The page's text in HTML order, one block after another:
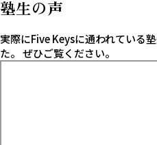
塾生の声
実際にFive Keysに通われている
た。 ぜひご覧ください。